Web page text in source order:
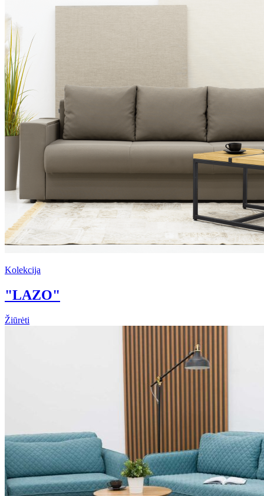
Kolekcija
"LAZO"
Žiūrėti